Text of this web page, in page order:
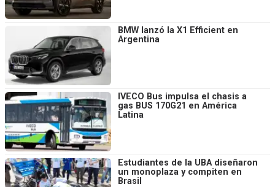
BMW lanzó la X1 Efficient en
Argentina
IVECO Bus impulsa el chasis a
gas BUS 170G21 en América
Latina
Estudiantes de la UBA diseñaron
un monoplaza y compiten en
Brasil